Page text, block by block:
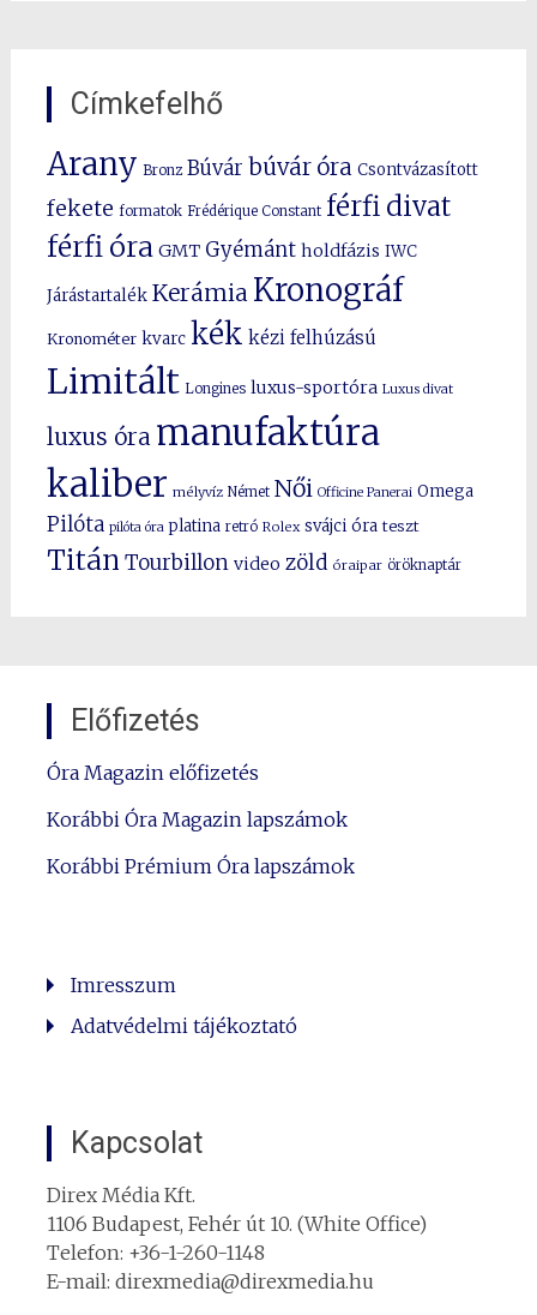
Címkefelhő
Arany Bronz Búvár búvár óra Csontvázasított
fekete formatok Frédérique Constant férfi divat
férfi óra GMT Gyémánt holdfázis IWC
Járástartalék Kerámia Kronográf
Kronométer kvarc kék kézi felhúzású
Limitált Longines luxus-sportóra Luxus divat
luxus óra manufaktúra
kaliber mélyvíz Német Női Officine Panerai Omega
Pilóta pilóta óra platina retró Rolex svájci óra teszt
Titán Tourbillon video zöld óraipar öröknaptár
Előfizetés
Óra Magazin előfizetés
Korábbi Óra Magazin lapszámok
Korábbi Prémium Óra lapszámok
Imresszum
Adatvédelmi tájékoztató
Kapcsolat
Direx Média Kft.
1106 Budapest, Fehér út 10. (White Office)
Telefon: +36-1-260-1148
E-mail: direxmedia@direxmedia.hu